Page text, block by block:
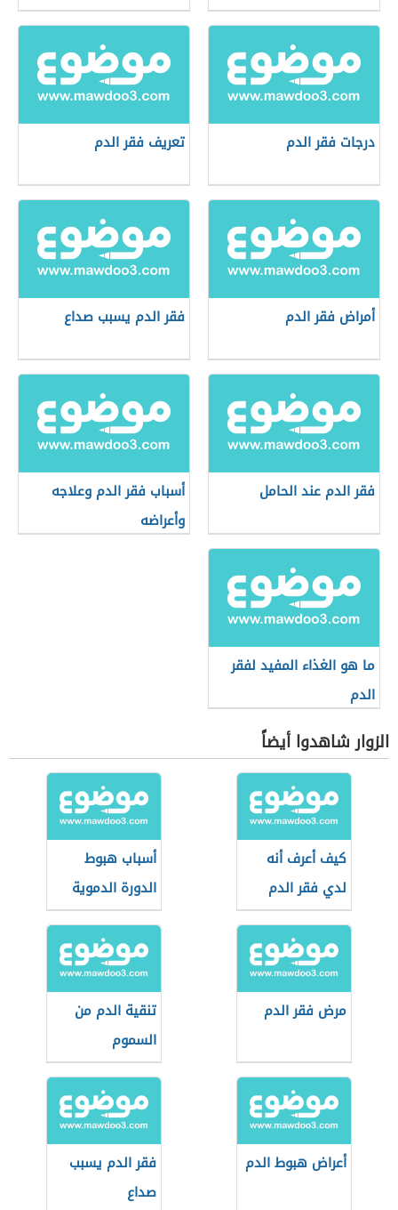
درجات فقر الدم تعريف فقر الدم
أمراض فقر الدم فقر الدم يسبب صداع
فقر الدم عند الحامل
أسباب فقر الدم وعلاجه
وأعراضه
ما هو الغذاء المفيد لفقر
الدم
الزوار شاهدوا أيضاً
كيف أعرف أنه
لدي فقر الدم
أسباب هبوط
الدورة الدموية
مرض فقر الدم
تنقية الدم من
السموم
أعراض هبوط الدم
فقر الدم يسبب
صداع